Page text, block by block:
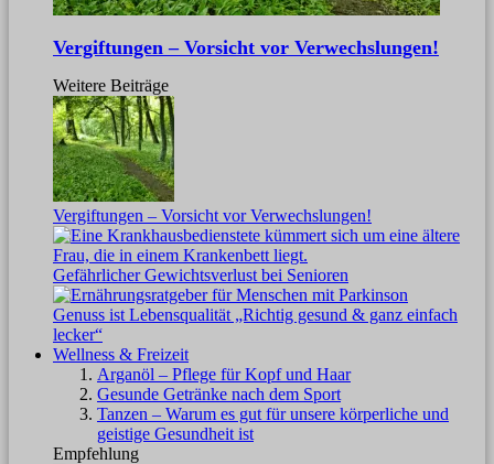
Vergiftungen – Vorsicht vor Verwechslungen!
Weitere Beiträge
Vergiftungen – Vorsicht vor Verwechslungen!
Gefährlicher Gewichtsverlust bei Senioren
Genuss ist Lebensqualität „Richtig gesund & ganz einfach
lecker“
Wellness & Freizeit
Arganöl – Pflege für Kopf und Haar
Gesunde Getränke nach dem Sport
Tanzen – Warum es gut für unsere körperliche und
geistige Gesundheit ist
Empfehlung